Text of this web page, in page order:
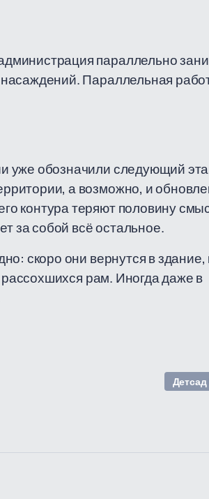
параллельно
Параллельная
уже обозначили следующий
а возможно, и
контура теряют половину
за собой всё остальное.
скоро они вернутся в здание,
рассохшихся рам. Иногда даже в